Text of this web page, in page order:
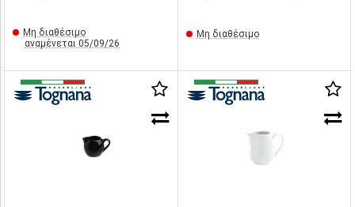
Μη διαθέσιμο
αναμένεται 05/09/26
Μη διαθέσιμο